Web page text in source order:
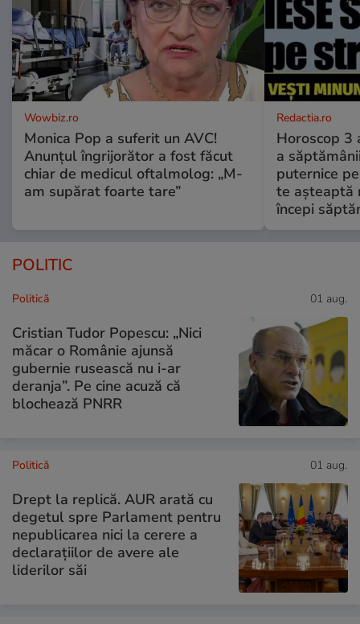
Wowbiz.ro
Monica Pop a suferit un AVC!
Anunțul îngrijorător a fost făcut
chiar de medicul oftalmolog: „M-
am supărat foarte tare”
Redactia.ro
Horoscop 3
a
puternice
te așteaptă
începi
POLITIC
Politică 01 aug.
Cristian Tudor Popescu: „Nici
măcar o Românie ajunsă
gubernie rusească nu i-ar
deranja”. Pe cine acuză că
blochează PNRR
Politică 01 aug.
Drept la replică. AUR arată cu
degetul spre Parlament pentru
nepublicarea nici la cerere a
declarațiilor de avere ale
liderilor săi